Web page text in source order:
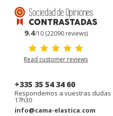
9.4/10 (22090 reviews)
Read customer reviews
+335 35 54 34 60
Respondemos a vuestras
17h30
info@cama-elastica.com